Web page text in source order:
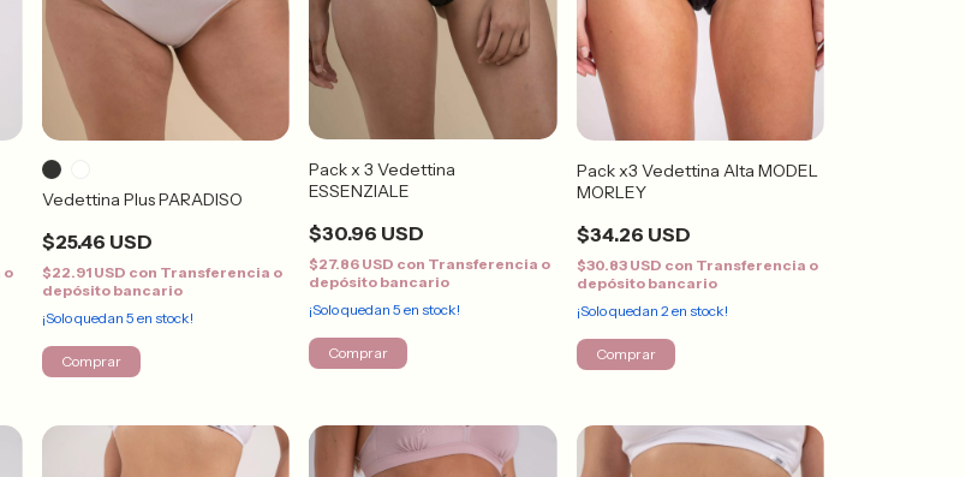
o
Vedettina Plus PARADISO
$25.46 USD
$22.91 USD con Transferencia o
depósito bancario
¡Solo quedan 5 en stock!
Comprar
Pack x 3 Vedettina
ESSENZIALE
$30.96 USD
$27.86 USD con Transferencia o
depósito bancario
¡Solo quedan5 en stock!
Comprar
Pack x3 Vedettina Alta MODEL
MORLEY
$34.26 USD
$30.83 USD con Transferencia o
depósito bancario
¡Solo quedan 2en stock!
Comprar